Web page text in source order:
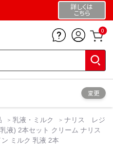
詳しくは
こちら
0
変更
乳液・ミルク
ナリス レジ
液) 2本セット クリーム ナリス
ミルク 乳液 2本